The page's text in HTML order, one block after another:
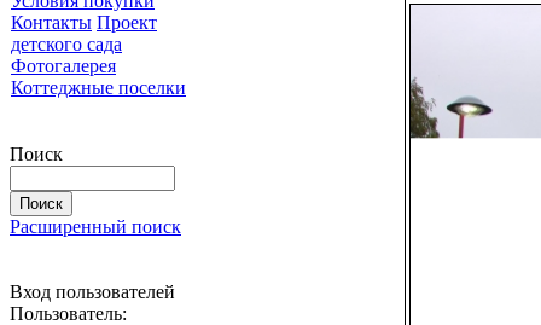
Контакты Проект
детского сада
Фотогалерея
Коттеджные поселки
Поиск
Расширенный поиск
Вход пользователей
Пользователь: